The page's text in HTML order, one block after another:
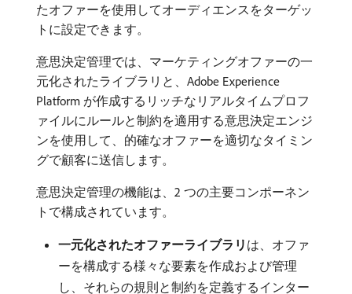
たオファーを使用してオーディエンスをターゲッ
トに設定できます。
意思決定管理では、マーケティングオファーの一
元化されたライブラリと、Adobe Experience
Platform が作成するリッチなリアルタイムプロフ
ァイルにルールと制約を適用する意思決定エンジ
ンを使用して、的確なオファーを適切なタイミン
グで顧客に送信します。
意思決定管理の機能は、2 つの主要コンポーネン
トで構成されています。
一元化されたオファーライブラリ ​は、オファ
ーを構成する様々な要素を作成および管理
し、それらの規則と制約を定義するインター